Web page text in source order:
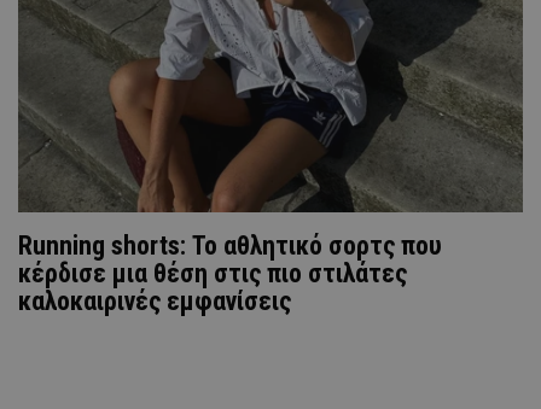
Running shorts: Το αθλητικό σορτς που
κέρδισε μια θέση στις πιο στιλάτες
καλοκαιρινές εμφανίσεις